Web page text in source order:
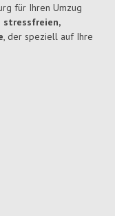
für Ihren Umzug
stressfreien,
, der speziell auf Ihre